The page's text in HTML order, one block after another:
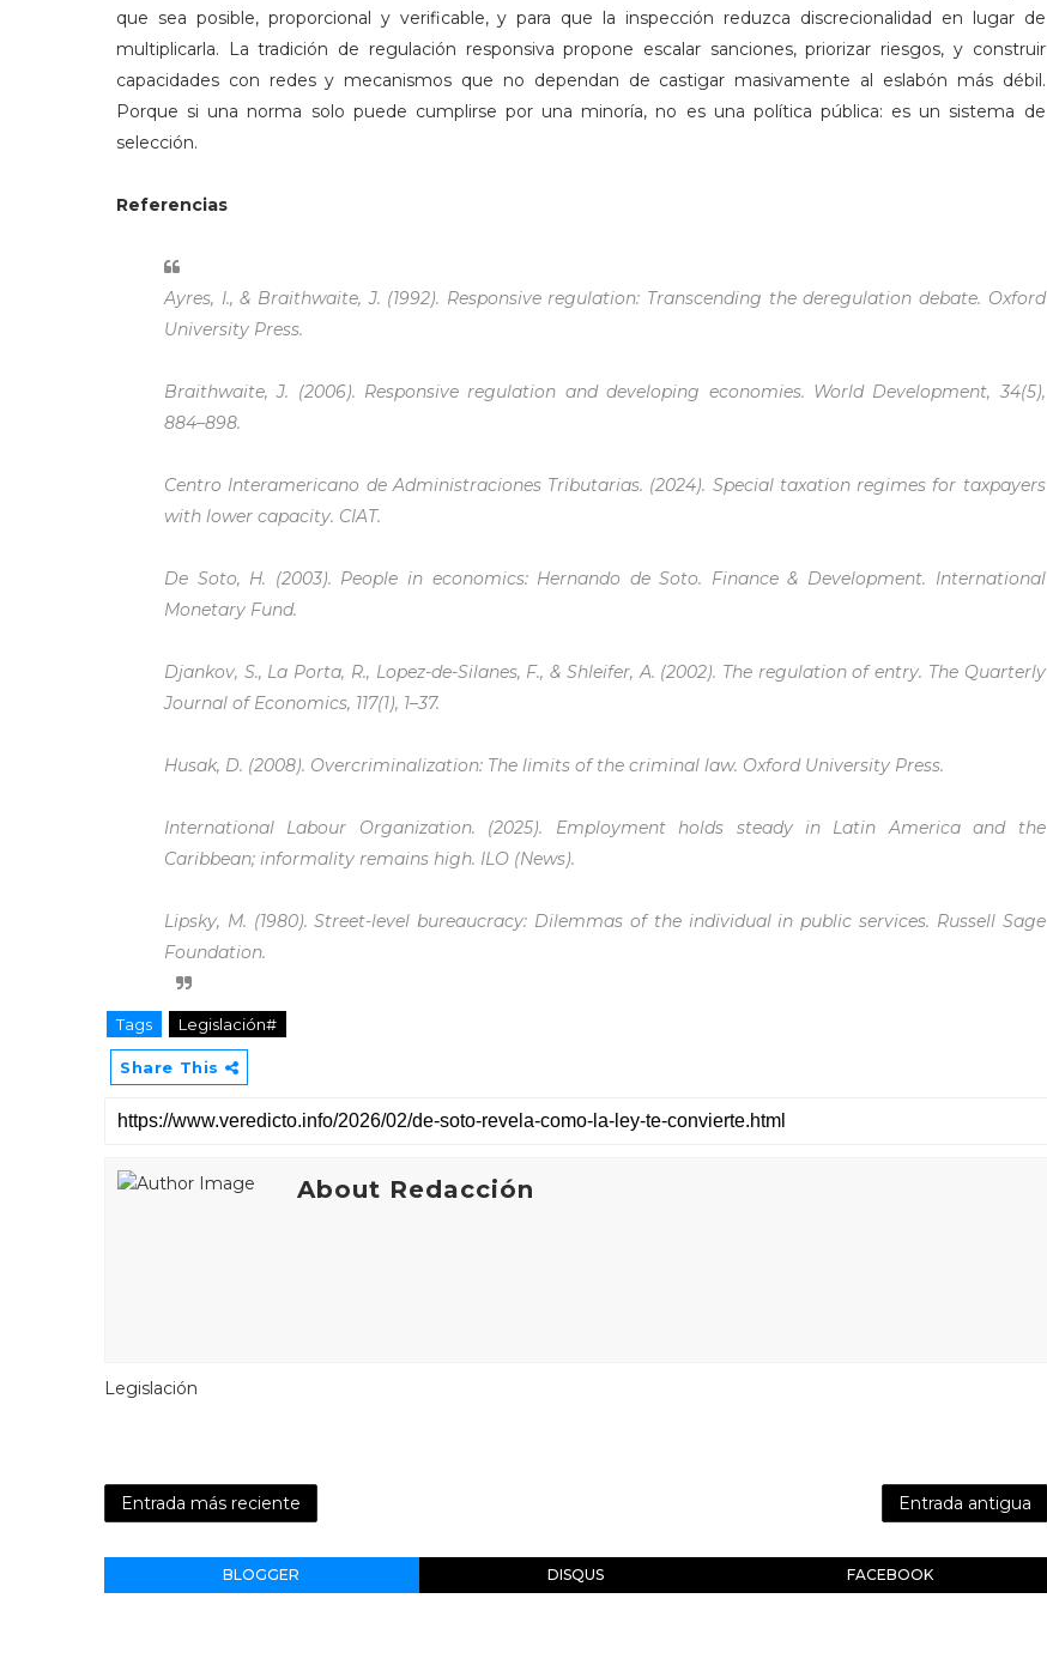
que sea posible, proporcional y verificable, y para que la inspección reduzca discrecionalidad en lugar de
multiplicarla. La tradición de regulación responsiva propone escalar sanciones, priorizar riesgos, y construir
capacidades con redes y mecanismos que no dependan de castigar masivamente al eslabón más débil.
Porque si una norma solo puede cumplirse por una minoría, no es una política pública: es un sistema de
selección.
Referencias
Ayres, I., & Braithwaite, J. (1992). Responsive regulation: Transcending the deregulation debate. Oxford
University Press.
Braithwaite, J. (2006). Responsive regulation and developing economies. World Development, 34(5),
884–898.
Centro Interamericano de Administraciones Tributarias. (2024). Special taxation regimes for taxpayers
with lower capacity. CIAT.
De Soto, H. (2003). People in economics: Hernando de Soto. Finance & Development. International
Monetary Fund.
Djankov, S., La Porta, R., Lopez-de-Silanes, F., & Shleifer, A. (2002). The regulation of entry. The Quarterly
Journal of Economics, 117(1), 1–37.
Husak, D. (2008). Overcriminalization: The limits of the criminal law. Oxford University Press.
International Labour Organization. (2025). Employment holds steady in Latin America and the
Caribbean; informality remains high. ILO (News).
Lipsky, M. (1980). Street-level bureaucracy: Dilemmas of the individual in public services. Russell Sage
Foundation.
Tags Legislación#
Share This
About Redacción
Legislación
Entrada más reciente Entrada antigua
BLOGGER DISQUS FACEBOOK